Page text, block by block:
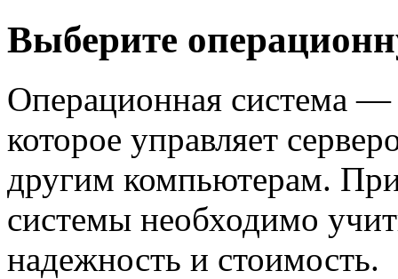
Выберите
Операционная система —
которое управляет
другим компьютерам.
системы необходимо
надежность и стоимость.